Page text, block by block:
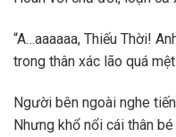
“A…aaaaaa, Thiếu Thời!
trong thân xác lão quá
Người bên ngoài nghe
Nhưng khổ nổi cái thân